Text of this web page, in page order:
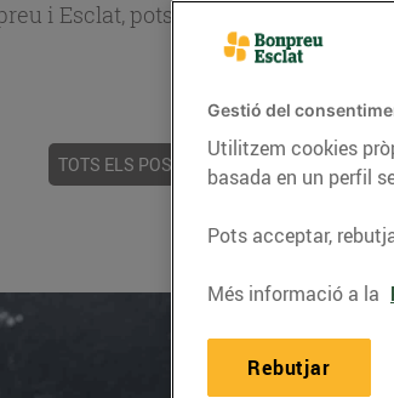
i Esclat, pots trobar receptes,
TOTS ELS POSTS ACTUALITAT
Gestió del
Utilitzem cookies
basada en un perfil
Pots acceptar,
Més informació a la
Rebutjar